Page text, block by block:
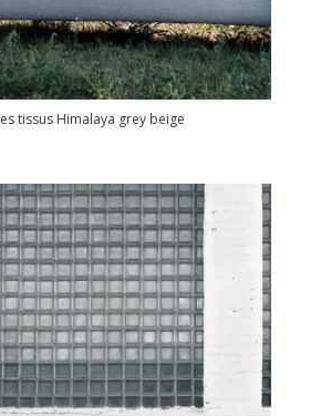
tissus Himalaya grey beige